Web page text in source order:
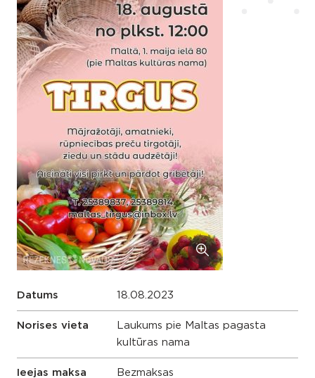
Datums 18.08.2023
Norises vieta
Laukums pie Maltas pagasta
kultūras nama
Ieejas maksa Bezmaksas